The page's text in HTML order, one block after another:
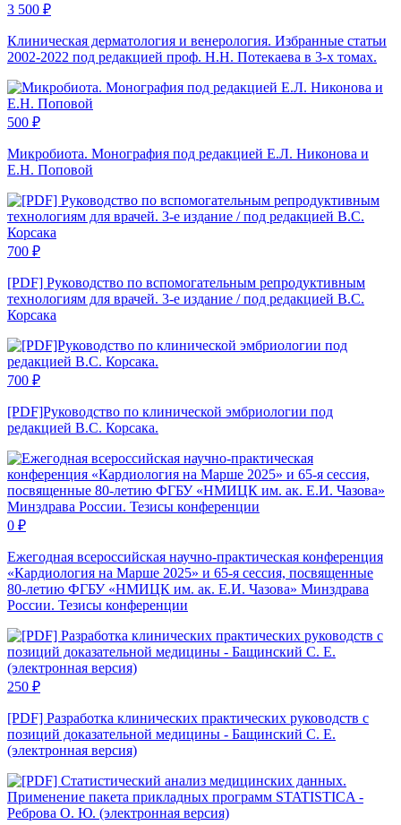
3 500 ₽
Клиническая дерматология и венерология. Избранные статьи
2002-2022 под редакцией проф. Н.Н. Потекаева в 3-х томах.
500 ₽
Микробиота. Монография под редакцией Е.Л. Никонова и
Е.Н. Поповой
700 ₽
[PDF] Руководство по вспомогательным репродуктивным
технологиям для врачей. 3-е издание / под редакцией В.С.
Корсака
700 ₽
[PDF]Руководство по клинической эмбриологии под
редакцией В.С. Корсака.
0 ₽
Ежегодная всероссийская научно-практическая конференция
«Кардиология на Марше 2025» и 65-я сессия, посвященные
80-летию ФГБУ «НМИЦК им. ак. Е.И. Чазова» Минздрава
России. Тезисы конференции
250 ₽
[PDF] Разработка клинических практических руководств с
позиций доказательной медицины - Бащинский С. Е.
(электронная версия)